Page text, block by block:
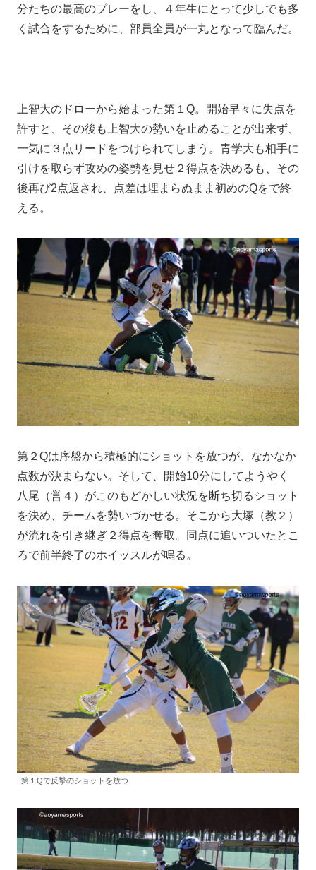
分たちの最高のプレーをし、４年生にとって少しでも多
く試合をするために、部員全員が一丸となって臨んだ。
上智大のドローから始まった第１Q。開始早々に失点を
許すと、その後も上智大の勢いを止めることが出来ず、
一気に３点リードをつけられてしまう。青学大も相手に
引けを取らず攻めの姿勢を見せ２得点を決めるも、その
後再び2点返され、点差は埋まらぬまま初めのQをで終
える。
第２Qは序盤から積極的にショットを放つが、なかなか
点数が決まらない。そして、開始10分にしてようやく
八尾（営４）がこのもどかしい状況を断ち切るショット
を決め、チームを勢いづかせる。そこから大塚（教２）
が流れを引き継ぎ２得点を奪取。同点に追いついたとこ
ろで前半終了のホイッスルが鳴る。
第１Qで反撃のショットを放つ